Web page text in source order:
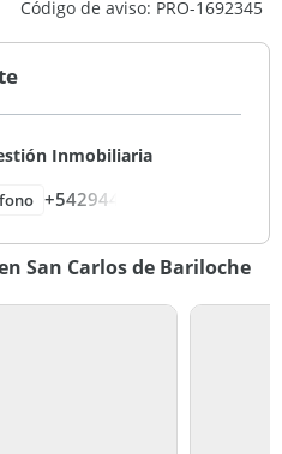
Código de aviso: PRO-1692345
Inmobiliaria
+542944
San Carlos de Bariloche